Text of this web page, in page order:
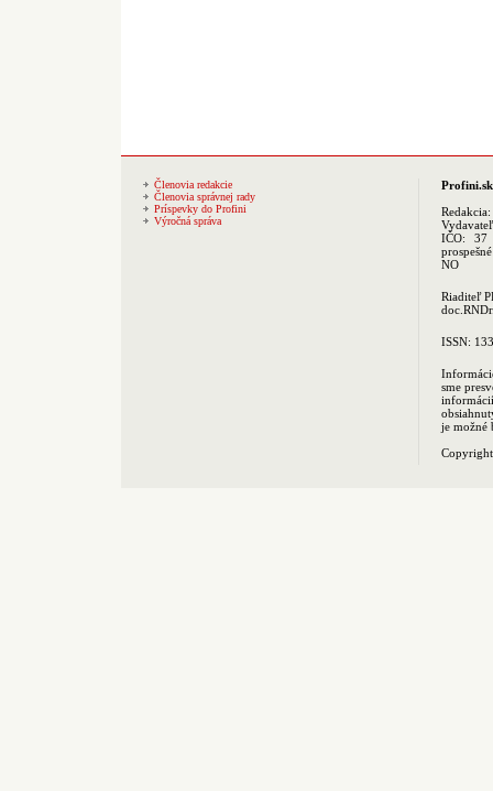
Členovia redakcie
Členovia správnej rady
Príspevky do Profini
Výročná správa
Profini.sk
Redakcia:
IČO: 37
NO
Riaditeľ
ISSN:
sme
je možné